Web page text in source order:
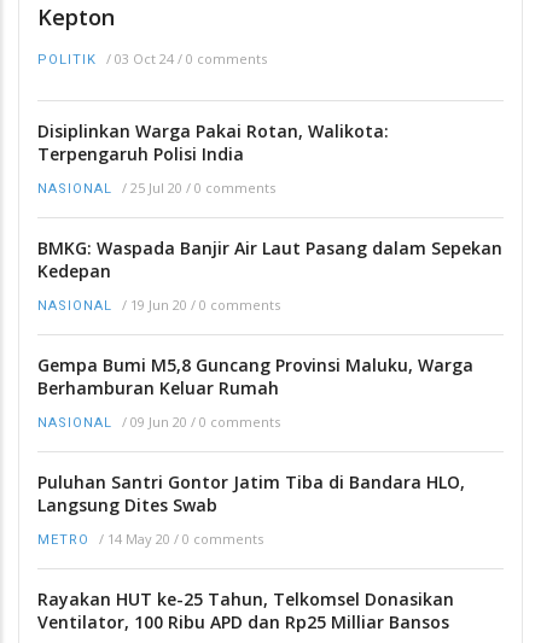
Kepton
POLITIK / 03 Oct 24 / 0 comments
Disiplinkan Warga Pakai Rotan, Walikota:
Terpengaruh Polisi India
NASIONAL / 25 Jul 20 / 0 comments
BMKG: Waspada Banjir Air Laut Pasang dalam Sepekan
Kedepan
NASIONAL / 19 Jun 20 / 0 comments
Gempa Bumi M5,8 Guncang Provinsi Maluku, Warga
Berhamburan Keluar Rumah
NASIONAL / 09 Jun 20 / 0 comments
Puluhan Santri Gontor Jatim Tiba di Bandara HLO,
Langsung Dites Swab
METRO / 14 May 20 / 0 comments
Rayakan HUT ke-25 Tahun, Telkomsel Donasikan
Ventilator, 100 Ribu APD dan Rp25 Milliar Bansos